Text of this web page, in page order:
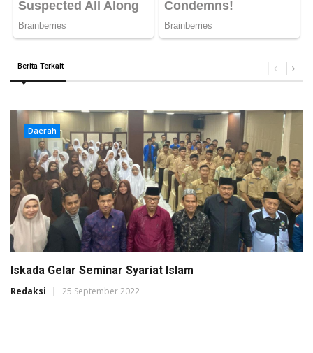
Berita Terkait
Daerah
Iskada Gelar Seminar Syariat Islam
Redaksi 25 September 2022